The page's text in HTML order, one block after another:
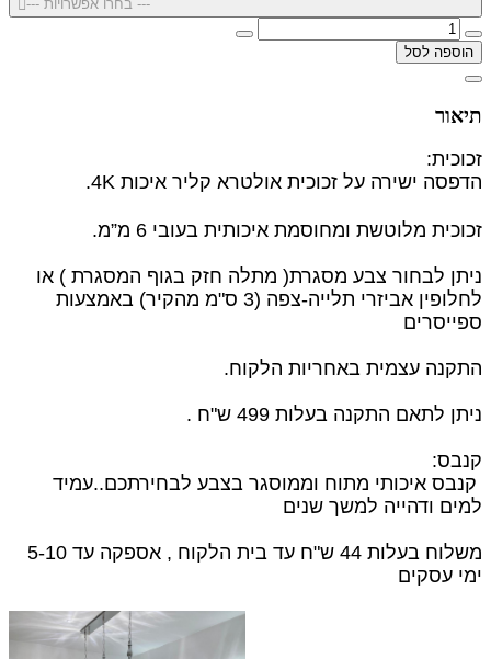
--- בחרו אפשרויות ---
הוספה לסל
תיאור
זכוכית:
הדפסה ישירה על זכוכית אולטרא קליר איכות 4K.
זכוכית מלוטשת ומחוסמת איכותית בעובי 6 מ”מ.
ניתן לבחור צבע מסגרת( מתלה חזק בגוף המסגרת ) או
לחלופין
אביזרי תלייה-צפה (3 ס"מ מהקיר) באמצעות
ספייסרים
התקנה עצמית באחריות הלקוח.
ניתן לתאם התקנה בעלות 499 ש"ח .
קנבס:
קנבס איכותי מתוח וממוסגר בצבע לבחירתכם..עמיד
למים ודהייה למשך שנים
משלוח בעלות 44 ש"ח עד בית הלקוח , אספקה עד 5-10
ימי עסקים